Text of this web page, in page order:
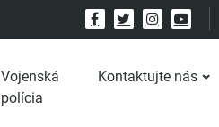
FacebookTwitterInstagram
YouTube
Vojenská
polícia
Kontaktujte nás